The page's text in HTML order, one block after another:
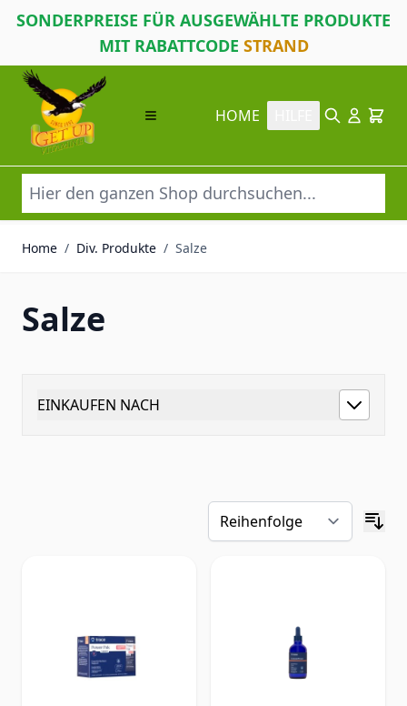
SONDERPREISE FÜR AUSGEWÄHLTE PRODUKTE
MIT RABATTCODE STRAND
Direkt zum Inhalt
HOME
Suche Cart
Home / Div. Produkte / Salze
Salze
EINKAUFEN NACH